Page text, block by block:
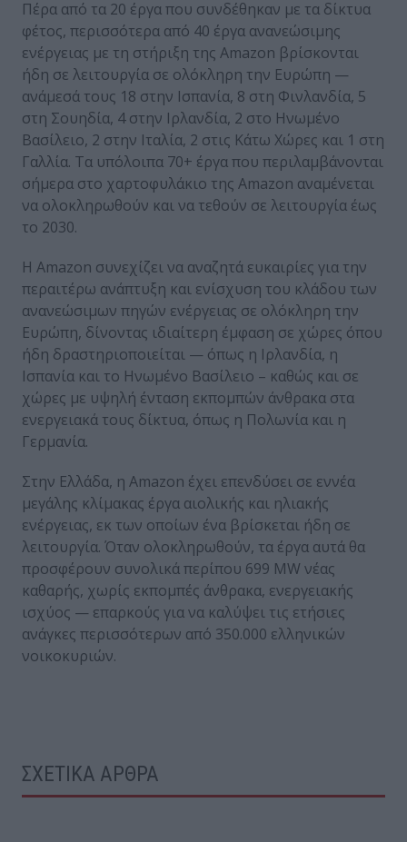
Πέρα από τα 20 έργα που συνδέθηκαν με τα δίκτυα
φέτος, περισσότερα από 40 έργα ανανεώσιμης
ενέργειας με τη στήριξη της Amazon βρίσκονται
ήδη σε λειτουργία σε ολόκληρη την Ευρώπη —
ανάμεσά τους 18 στην Ισπανία, 8 στη Φινλανδία, 5
στη Σουηδία, 4 στην Ιρλανδία, 2 στο Ηνωμένο
Βασίλειο, 2 στην Ιταλία, 2 στις Κάτω Χώρες και 1 στη
Γαλλία. Τα υπόλοιπα 70+ έργα που περιλαμβάνονται
σήμερα στο χαρτοφυλάκιο της Amazon αναμένεται
να ολοκληρωθούν και να τεθούν σε λειτουργία έως
το 2030.
Η Amazon συνεχίζει να αναζητά ευκαιρίες για την
περαιτέρω ανάπτυξη και ενίσχυση του κλάδου των
ανανεώσιμων πηγών ενέργειας σε ολόκληρη την
Ευρώπη, δίνοντας ιδιαίτερη έμφαση σε χώρες όπου
ήδη δραστηριοποιείται — όπως η Ιρλανδία, η
Ισπανία και το Ηνωμένο Βασίλειο – καθώς και σε
χώρες με υψηλή ένταση εκπομπών άνθρακα στα
ενεργειακά τους δίκτυα, όπως η Πολωνία και η
Γερμανία.
Στην Ελλάδα, η Amazon έχει επενδύσει σε εννέα
μεγάλης κλίμακας έργα αιολικής και ηλιακής
ενέργειας, εκ των οποίων ένα βρίσκεται ήδη σε
λειτουργία. Όταν ολοκληρωθούν, τα έργα αυτά θα
προσφέρουν συνολικά περίπου 699 MW νέας
καθαρής, χωρίς εκπομπές άνθρακα, ενεργειακής
ισχύος — επαρκούς για να καλύψει τις ετήσιες
ανάγκες περισσότερων από 350.000 ελληνικών
νοικοκυριών.
ΣΧΕΤΙΚΑ ΑΡΘΡΑ